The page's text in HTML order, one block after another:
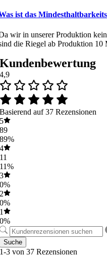
ist das
wir in unserer Produktion
die Riegel ab Produktion 10
Kundenbewertung
4,9
Basierend auf 37 Rezensionen
5
89
89%
4
11
11%
3
0%
2
0%
1
0%
Suche
1-3 von 37 Rezensionen